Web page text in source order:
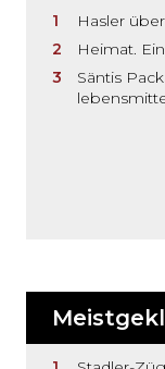
Hasler
Heimat.
Säntis